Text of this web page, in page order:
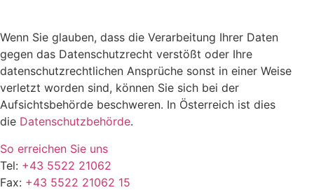
Wenn Sie glauben, dass die Verarbeitung Ihrer Daten
gegen das Datenschutzrecht verstößt oder Ihre
datenschutzrechtlichen Ansprüche sonst in einer Weise
verletzt worden sind, können Sie sich bei der
Aufsichtsbehörde beschweren. In Österreich ist dies
die Datenschutzbehörde.
So erreichen Sie uns
Tel: +43 5522 21062
Fax: +43 5522 21062 15